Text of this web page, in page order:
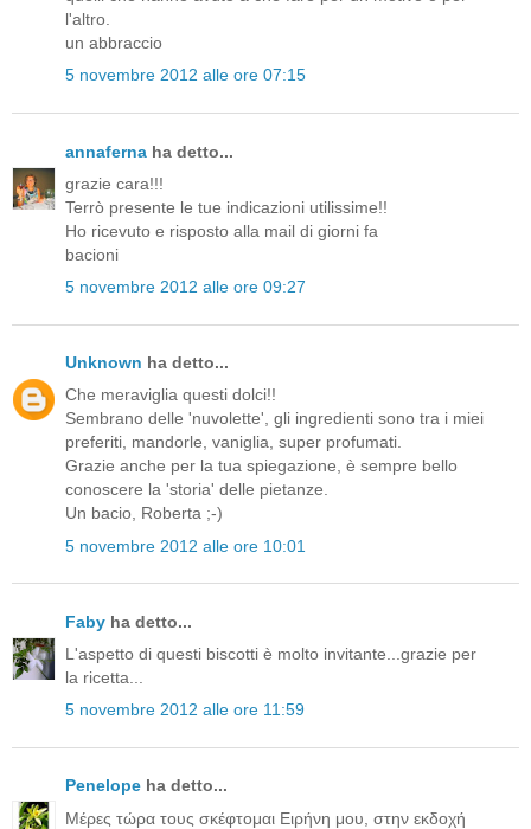
l'altro.
un abbraccio
5 novembre 2012 alle ore 07:15
annaferna ha detto...
grazie cara!!!
Terrò presente le tue indicazioni utilissime!!
Ho ricevuto e risposto alla mail di giorni fa
bacioni
5 novembre 2012 alle ore 09:27
Unknown ha detto...
Che meraviglia questi dolci!!
Sembrano delle 'nuvolette', gli ingredienti sono tra i miei
preferiti, mandorle, vaniglia, super profumati.
Grazie anche per la tua spiegazione, è sempre bello
conoscere la 'storia' delle pietanze.
Un bacio, Roberta ;-)
5 novembre 2012 alle ore 10:01
Faby ha detto...
L'aspetto di questi biscotti è molto invitante...grazie per
la ricetta...
5 novembre 2012 alle ore 11:59
Penelope ha detto...
Μέρες τώρα τους σκέφτομαι Ειρήνη μου, στην εκδοχή